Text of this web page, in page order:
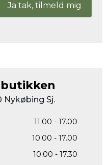
Ja tak, tilmeld mig
butikken
Nykøbing Sj.
11.00 - 17.00
10.00 - 17.00
10.00 - 17.30